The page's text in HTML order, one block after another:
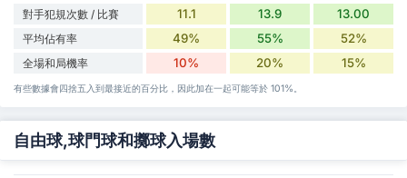
對手犯規次數 / 比賽 11.1 13.9 13.00
平均佔有率 49% 55% 52%
全場和局機率 10% 20% 15%
有些數據會四捨五入到最接近的百分比，因此加在一起可能等於 101%。
自由球,球門球和擲球入場數